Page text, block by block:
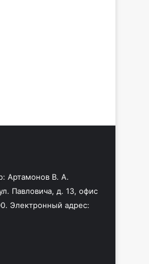
Артамонов В. А.
Павловича, д. 13, офис
Электронный адрес: